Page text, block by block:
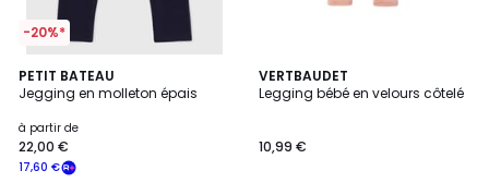
-20%*
PETIT BATEAU
Jegging en molleton épais
à partir de
17,60 €
22,00 €
VERTBAUDET
Legging bébé en velours côtelé
10,99 €